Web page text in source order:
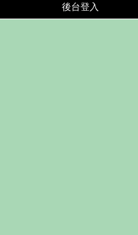
後台登入